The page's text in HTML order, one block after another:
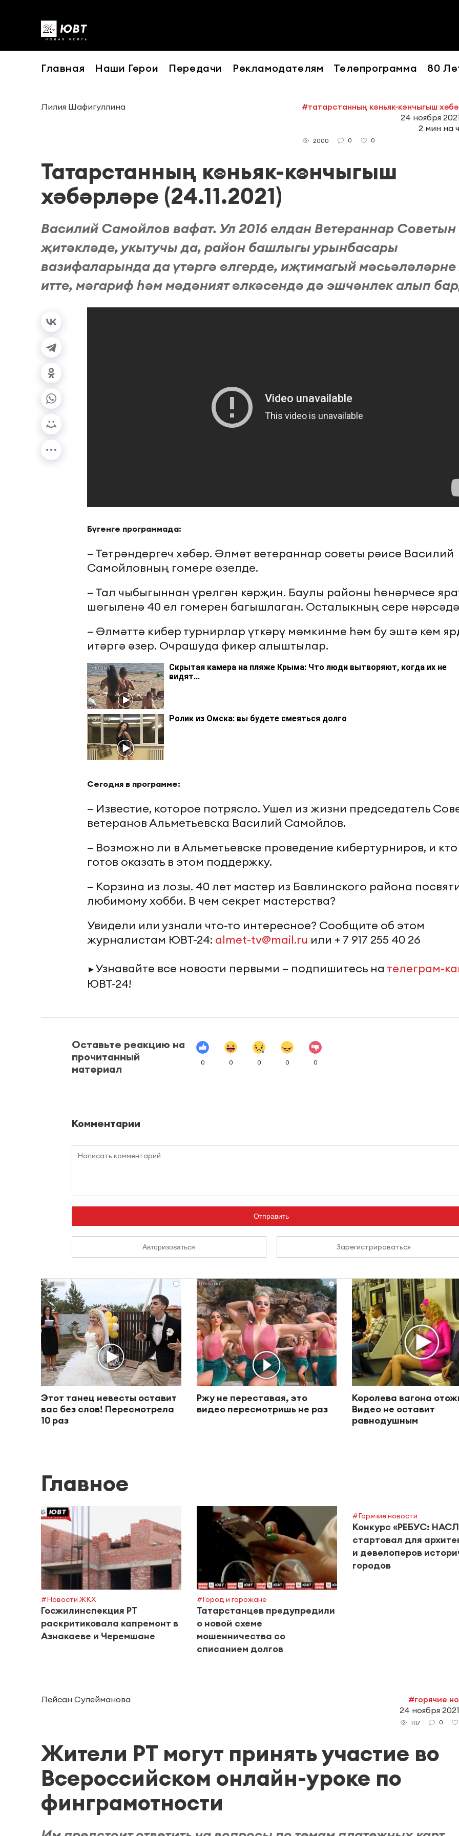
Главная Наши Герои Передачи Рекламодателям Телепрограмма 80
Лилия Шафигуллина
#татарстанның көньяк-көнчыгыш
24 ноября
2 мин на
2000 0 0
Татарстанның көньяк-көнчыгыш
хәбәрләре (24.11.2021)
Василий Самойлов вафат. Ул 2016 елдан Ветераннар Советын
җитәкләде, укытучы да, район башлыгы урынбасары
вазифаларында да үтәргә өлгерде, иҗтимагый мәсьәләләрне
итте, мәгариф һәм мәдәният өлкәсендә дә эшчәнлек алып
Бүгенге программада:
– Тетрәндергеч хәбәр. Әлмәт ветераннар советы рәисе Василий
Самойловның гомере өзелде.
– Тал чыбыгыннан үрелгән кәрҗин. Баулы районы һөнәрчесе
шөгыленә 40 ел гомерен багышлаган. Осталыкның сере
– Әлмәттә кибер турнирлар үткәрү мөмкинме һәм бу эштә кем
итәргә әзер. Очрашуда фикер алыштылар.
Скрытая камера на пляже Крыма: Что люди вытворяют, когда их не
видят...
Ролик из Омска: вы будете смеяться долго
Сегодня в программе:
– Известие, которое потрясло. Ушел из жизни председатель
ветеранов Альметьевска Василий Самойлов.
– Возможно ли в Альметьевске проведение кибертурниров, и кто
готов оказать в этом поддержку.
– Корзина из лозы. 40 лет мастер из Бавлинского района
любимому хобби. В чем секрет мастерства?
Увидели или узнали что-то интересное? Сообщите об этом
журналистам ЮВТ-24: almet-tv@mail.ru или + 7 917 255 40 26
► Узнавайте все новости первыми – подпишитесь на телеграм-
ЮВТ-24!
Оставьте реакцию на
прочитанный
материал
0 0 0 0 0
Комментарии
Отправить
Авторизоваться Зарегистрироваться
i
Этот танец невесты оставит
вас без слов! Пересмотрела
10 раз
i
Ржу не переставая, это
видео пересмотришь не раз
Королева вагона
Видео не оставит
равнодушным
Главное
#Новости ЖКХ
Госжилинспекция РТ
раскритиковала капремонт в
Азнакаеве и Черемшане
#Город и горожане
Татарстанцев предупредили
о новой схеме
мошенничества со
списанием долгов
#Горячие новости
Конкурс «РЕБУС:
стартовал для
и девелоперов
городов
Лейсан Сулейманова
#горячие
24 ноября
1117 0
Жители РТ могут принять участие во
Всероссийском онлайн-уроке по
финграмотности